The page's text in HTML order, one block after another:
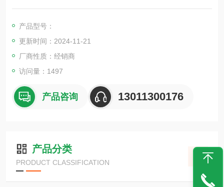
ol品牌产品等，欢迎咨询！
产品型号：
更新时间：2024-11-21
厂商性质：经销商
访问量：1497
产品咨询 13011300176
产品分类
PRODUCT CLASSIFICATION